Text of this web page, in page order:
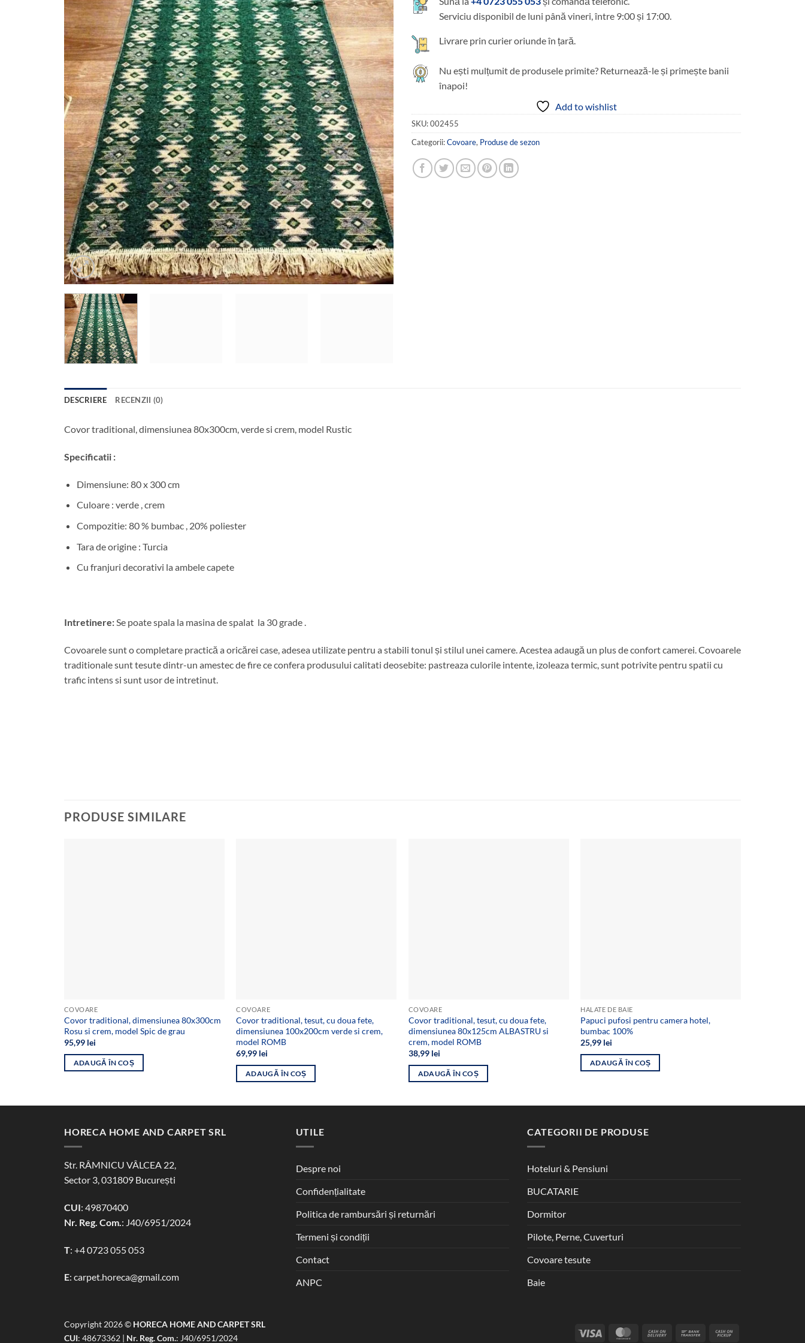
Serviciu disponibil de luni până vineri, între 9:00 și 17:00.
Livrare prin curier oriunde în țară.
Nu ești mulțumit de produsele primite? Returnează-le și primește banii
înapoi!
Add to wishlist
SKU:002455
Categorii:Covoare, Produse de sezon
DESCRIERE RECENZII (0)
Covor traditional, dimensiunea 80x300cm, verde si crem, model Rustic
Specificatii :
Dimensiune: 80 x 300 cm
Culoare : verde , crem
Compozitie: 80 % bumbac , 20% poliester
Tara de origine : Turcia
Cu franjuri decorativi la ambele capete
Intretinere: Se poate spala la masina de spalat la 30 grade .
Covoarele sunt o completare practică a oricărei case, adesea utilizate pentru a stabili tonul și stilul unei camere. Acestea adaugă un plus de confort camerei. Covoarele
traditionale sunt tesute dintr-un amestec de fire ce confera produsului calitati deosebite: pastreaza culorile intente, izoleaza termic, sunt potrivite pentru spatii cu
trafic intens si sunt usor de intretinut.
PRODUSE SIMILARE
COVOARE
Covor traditional, dimensiunea 80x300cm
Rosu si crem, model Spic de grau
95,99 lei
ADAUGĂ ÎN COȘ
COVOARE
Covor traditional, tesut, cu doua fete,
dimensiunea 100x200cm verde si crem,
model ROMB
69,99 lei
ADAUGĂ ÎN COȘ
COVOARE
Covor traditional, tesut, cu doua fete,
dimensiunea 80x125cm ALBASTRU si
crem, model ROMB
38,99 lei
ADAUGĂ ÎN COȘ
HALATE DE BAIE
Papuci pufosi pentru camera hotel,
bumbac 100%
25,99 lei
ADAUGĂ ÎN COȘ
HORECA HOME AND CARPET SRL
Str. RÂMNICU VÂLCEA 22,
Sector 3, 031809 București
CUI: 49870400
Nr. Reg. Com. : J40/6951/2024
T: +4 0723 055 053
E: carpet.horeca@gmail.com
UTILE
Despre noi
Confidențialitate
Politica de rambursări și returnări
Termeni și condiții
Contact
ANPC
CATEGORII DE PRODUSE
Hoteluri & Pensiuni
BUCATARIE
Dormitor
Pilote, Perne, Cuverturi
Covoare tesute
Baie
Visa MasterCardCash
Bank
Copyright 2026 © HORECA HOME AND CARPET SRL
CUI: 48673362 | Nr. Reg. Com.: J40/6951/2024